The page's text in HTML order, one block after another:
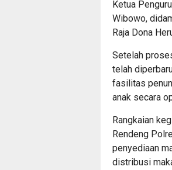
Ketua
Wibowo,
Raja Dona
Setelah
telah
fasilitas
anak secara
Rangkaian
Rendeng
penyediaan
distribusi